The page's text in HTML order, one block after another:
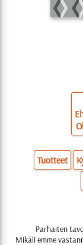
Tuotteet
Parhaiten
Mikäli emme